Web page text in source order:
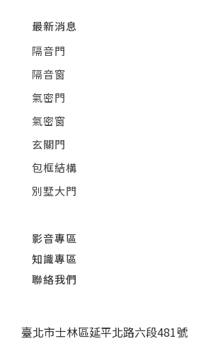
最新消息
隔音門
隔音窗
氣密門
氣密窗
玄關門
包框結構
別墅大門
影音專區
知識專區
聯絡我們
臺北市士林區延平北路六段481號